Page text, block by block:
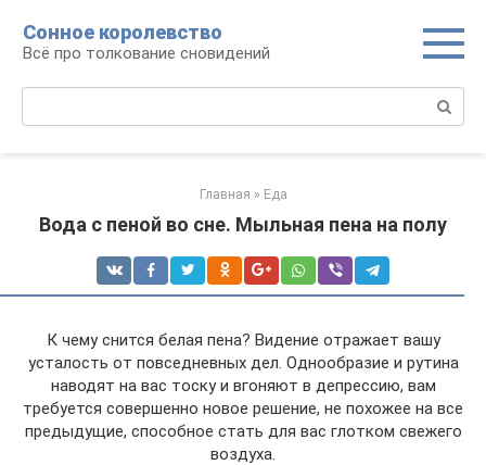
контенту
Сонное королевство
Всё про толкование сновидений
Главная » Еда
Вода с пеной во сне. Мыльная пена на полу
К чему снится белая пена? Видение отражает вашу
усталость от повседневных дел. Однообразие и рутина
наводят на вас тоску и вгоняют в депрессию, вам
требуется совершенно новое решение, не похожее на все
предыдущие, способное стать для вас глотком свежего
воздуха.